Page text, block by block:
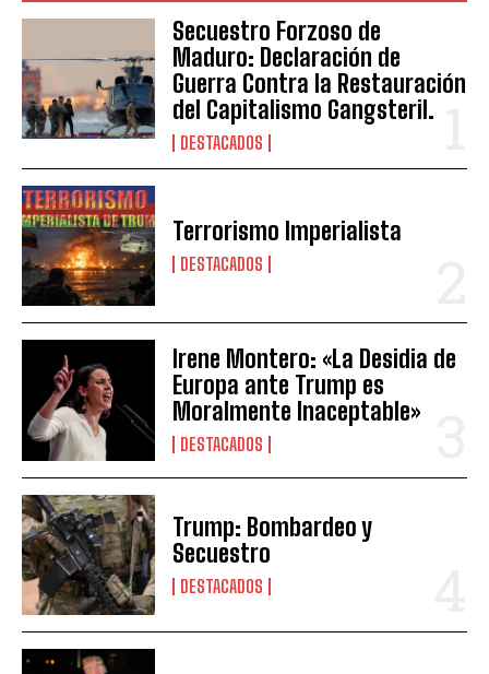
Secuestro Forzoso de
Maduro: Declaración de
Guerra Contra la Restauración
del Capitalismo Gangsteril.
DESTACADOS
Terrorismo Imperialista
DESTACADOS
Irene Montero: «La Desidia de
Europa ante Trump es
Moralmente Inaceptable»
DESTACADOS
Trump: Bombardeo y
Secuestro
DESTACADOS